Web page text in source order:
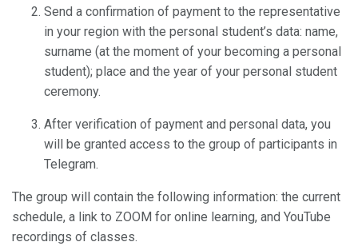
Send a confirmation of payment to the representative
in your region with the personal student’s data: name,
surname (at the moment of your becoming a personal
student); place and the year of your personal student
ceremony.
After verification of payment and personal data, you
will be granted access to the group of participants in
Telegram.
The group will contain the following information: the current
schedule, a link to ZOOM for online learning, and YouTube
recordings of classes.